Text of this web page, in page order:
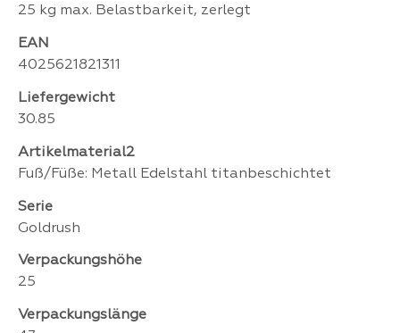
25 kg max. Belastbarkeit, zerlegt
EAN
4025621821311
Liefergewicht
30.85
Artikelmaterial2
Fuß/Füße: Metall Edelstahl titanbeschichtet
Serie
Goldrush
Verpackungshöhe
25
Verpackungslänge